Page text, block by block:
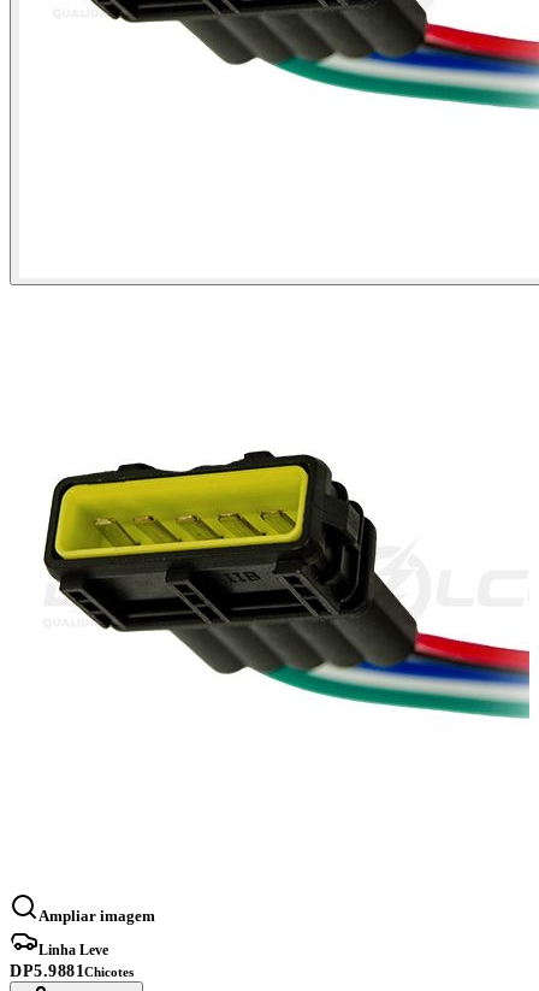
Ampliar imagem
Linha Leve
DP5.9881Chicotes